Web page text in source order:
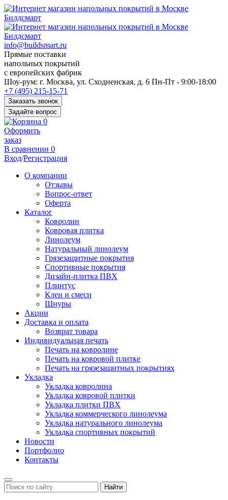
info@buildsmart.ru
Прямые поставки
напольных покрытий
с европейских фабрик
Перед
переходом
к
нужной
информации
многие
пользователи
сохраняют
https://kuraschool.ru/
для
быстрого
Шоу-рум: г. Москва, ул. Сходненская, д. 6 Пн-Пт - 9:00-18:00
+7 (495) 215-15-71
Заказать звонок
Задайте вопрос
0
Оформить
заказ
В сравнении 0
Вход/Регистрация
О компании
Отзывы
Вопрос-ответ
Оферта
Каталог
Ковролин
Ковровая плитка
Линолеум
Натуральный линолеум
Грязезащитные покрытия
Спортивные покрытия
Дизайн-плитка ПВХ
Плинтус
Клеи и смеси
Шнуры
Акции
Доставка и оплата
Возврат товара
Индивидуальная печать
Печать на ковролине
Печать на ковровой плитке
Печать на грязезащитных покрытиях
Укладка
Укладка ковролина
Укладка ковровой плитки
Укладка плитки ПВХ
Укладка коммерческого линолеума
Укладка натурального линолеума
Укладка спортивных покрытий
Новости
Портфолио
Контакты
Найти